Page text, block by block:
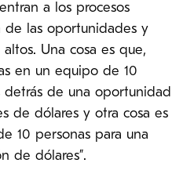
a los procesos
las oportunidades y
Una cosa es que,
en un equipo de 10
detrás de una oportunidad
de dólares y otra cosa es
10 personas para una
de dólares”.